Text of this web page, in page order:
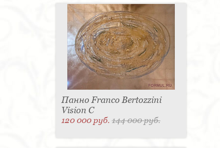
Панно Franco Bertozzini
Vision С
120 000 руб.144 000 руб.